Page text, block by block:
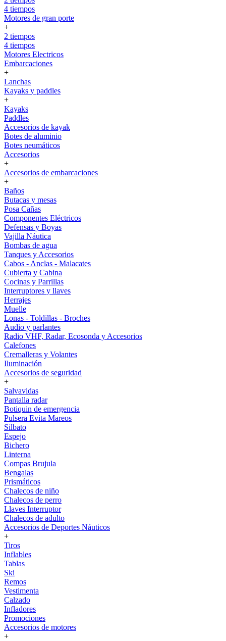
4 tiempos
Motores de gran porte
+
2 tiempos
4 tiempos
Motores Electricos
Embarcaciones
+
Lanchas
Kayaks y paddles
+
Kayaks
Paddles
Accesorios de kayak
Botes de aluminio
Botes neumáticos
Accesorios
+
Accesorios de embarcaciones
+
Baños
Butacas y mesas
Posa Cañas
Componentes Eléctricos
Defensas y Boyas
Vajilla Náutica
Bombas de agua
Tanques y Accesorios
Cabos - Anclas - Malacates
Cubierta y Cabina
Cocinas y Parrillas
Interruptores y llaves
Herrajes
Muelle
Lonas - Toldillas - Broches
Audio y parlantes
Radio VHF, Radar, Ecosonda y Accesorios
Calefones
Cremalleras y Volantes
Iluminación
Accesorios de seguridad
+
Salvavidas
Pantalla radar
Botiquin de emergencia
Pulsera Evita Mareos
Silbato
Espejo
Bichero
Linterna
Compas Brujula
Bengalas
Prismáticos
Chalecos de niño
Chalecos de perro
Llaves Interruptor
Chalecos de adulto
Accesorios de Deportes Náuticos
+
Tiros
Inflables
Tablas
Ski
Remos
Vestimenta
Calzado
Infladores
Promociones
Accesorios de motores
+